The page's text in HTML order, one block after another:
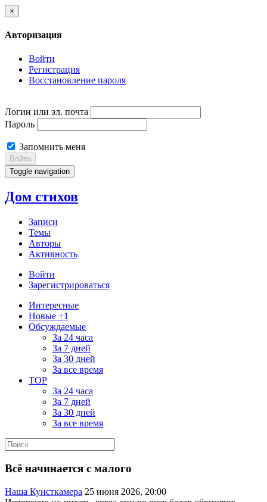
×
Авторизация
Войти
Регистрация
Восстановление пароля
Логин или эл. почта
Пароль
Запомнить меня
Войти
Toggle navigation
Дом стихов
Записи
Темы
Авторы
Активность
Войти
Зарегистрироваться
Интересные
Новые +1
Обсуждаемые
За 24 часа
За 7 дней
За 30 дней
За все время
TOP
За 24 часа
За 7 дней
За 30 дней
За все время
Всё начинается с малого
Наша Кунсткамера 25 июня 2026, 20:00